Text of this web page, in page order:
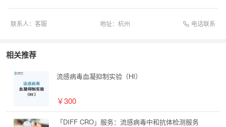
联系人： 客服 地址： 杭州 电话联系
相关推荐
流感病毒血凝抑制实验（HI）
￥300
「DIFF CRO」服务：流感病毒中和抗体检测服务